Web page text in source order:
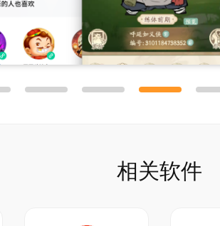
相关软件